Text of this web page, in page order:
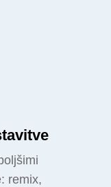
remix,